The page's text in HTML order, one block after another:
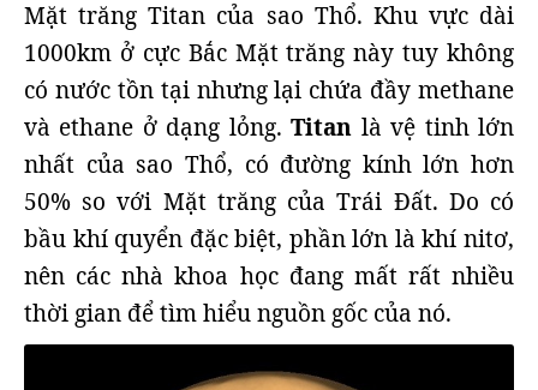
Mặt trăng Titan của sao Thổ. Khu vực dài
1000km ở cực Bắc Mặt trăng này tuy không
có nước tồn tại nhưng lại chứa đầy methane
và ethane ở dạng lỏng.Titan là vệ tinh lớn
nhất của sao Thổ, có đường kính lớn hơn
50% so với Mặt trăng của Trái Đất. Do có
bầu khí quyển đặc biệt, phần lớn là khí nitơ,
nên các nhà khoa học đang mất rất nhiều
thời gian để tìm hiểu nguồn gốc của nó.